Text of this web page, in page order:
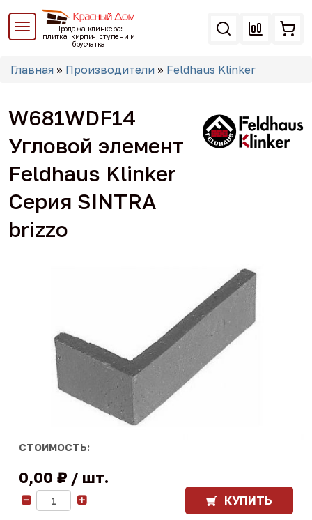
Перейти
основному
Продажа клинкера:
плитка, кирпич, ступени и
брусчатка
Вы
Главная » Производители » Feldhaus Klinker
W681WDF14
Угловой элемент
Feldhaus Klinker
Серия SINTRA
brizzo
СТОИМОСТЬ:
0,00 ₽ шт.
КУПИТЬ